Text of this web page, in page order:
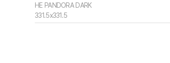
HE PANDORA DARK
331.5x331.5